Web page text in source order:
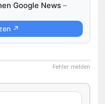
Google News –
↗
Fehler melden